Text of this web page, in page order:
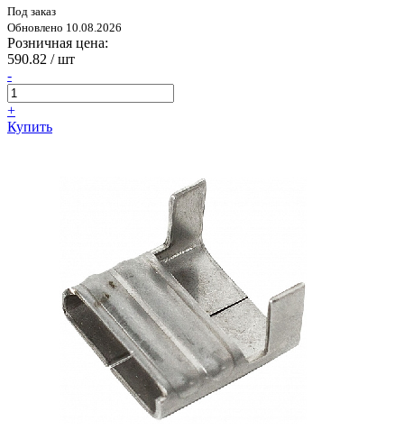
Под заказ
Обновлено 10.08.2026
Розничная цена:
590.82 / шт
-
+
Купить